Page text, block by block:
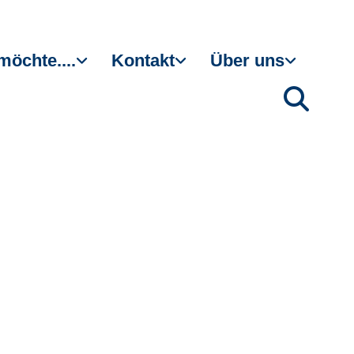
Kontakt Über uns